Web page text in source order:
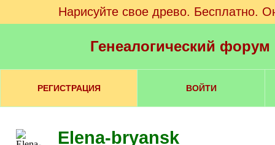
Нарисуйте свое древо. Бесплатно.
Генеалогический
РЕГИСТРАЦИЯ ВОЙТИ
Elena-bryansk